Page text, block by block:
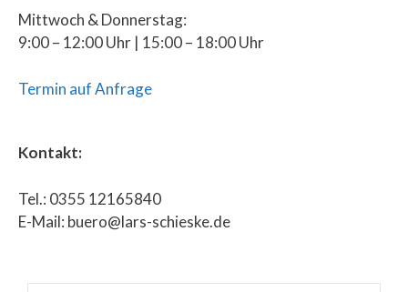
Mittwoch & Donnerstag:
9:00 – 12:00 Uhr | 15:00 – 18:00 Uhr
Termin auf Anfrage
Kontakt:
Tel.: 0355 12165840
E-Mail: buero@lars-schieske.de